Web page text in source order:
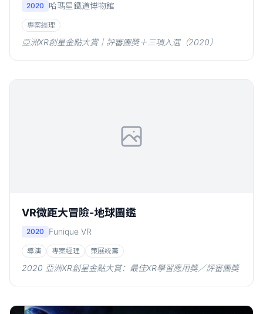
2020 哈瑪星鐵道博物館
專案經理
亞洲XR創星金點大賞｜評審團獎＋三項入選（2020）
VR微距大冒險-地球圖鑑
2020 Funique VR
導演 專案經理 策展統籌
2020 亞洲XR創星金點大賞：最佳XR學習應用獎／評審團獎